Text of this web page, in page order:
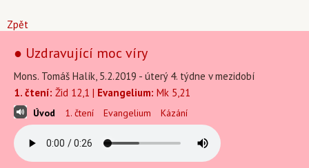
Zpět
● Uzdravující moc víry
Mons. Tomáš Halík, 5.2.2019 - úterý 4. týdne v mezidobí
1. čtení: Žid 12,1 | Evangelium: Mk 5,21
Úvod 1. čtení Evangelium Kázání